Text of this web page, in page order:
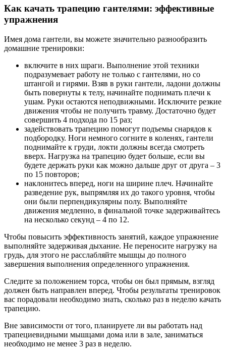
Как качать трапецию гантелями: эффективные
упражнения
Имея дома гантели, вы можете значительно разнообразить
домашние тренировки:
включите в них шраги. Выполнение этой техники
подразумевает работу не только с гантелями, но со
штангой и гирями. Взяв в руки гантели, ладони должны
быть повернуты к телу, начинайте поднимать плечи к
ушам. Руки остаются неподвижными. Исключите резкие
движения чтобы не получить травму. Достаточно будет
совершить 4 подхода по 15 раз;
задействовать трапецию помогут подъемы снарядов к
подбородку. Ноги немного согните в коленях, гантели
поднимайте к груди, локти должны всегда смотреть
вверх. Нагрузка на трапецию будет больше, если вы
будете держать руки как можно дальше друг от друга – 3
по 15 повторов;
наклонитесь вперед, ноги на ширине плеч. Начинайте
разведение рук, выпрямляя их до такого уровня, чтобы
они были перпендикулярны полу. Выполняйте
движения медленно, в финальной точке задерживайтесь
на несколько секунд – 4 по 12.
Чтобы повысить эффективность занятий, каждое упражнение
выполняйте задерживая дыхание. Не переносите нагрузку на
грудь, для этого не расслабляйте мышцы до полного
завершения выполнения определенного упражнения.
Следите за положением торса, чтобы он был прямым, взгляд
должен быть направлен вперед. Чтобы результаты тренировок
вас порадовали необходимо знать, сколько раз в неделю качать
трапецию.
Вне зависимости от того, планируете ли вы работать над
трапециевидными мышцами дома или в зале, заниматься
необходимо не менее 3 раз в неделю.